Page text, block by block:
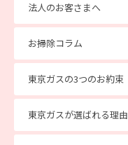
法人のお客さまへ
お掃除コラム
東京ガスの3つのお約束
東京ガスが選ばれる理由